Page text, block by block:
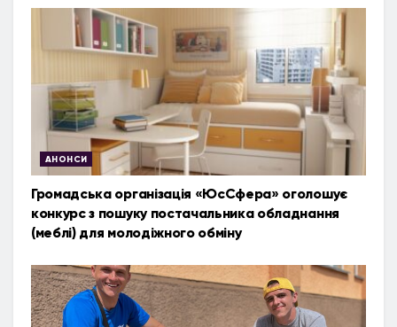
АНОНСИ
Громадська організація «ЮсСфера» оголошує
конкурс з пошуку постачальника обладнання
(меблі) для молодіжного обміну